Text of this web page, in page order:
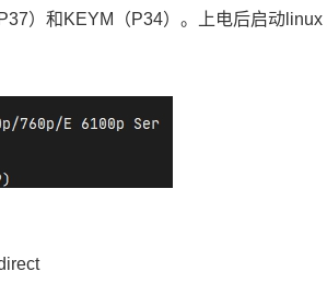
）和KEYM（P34）。上电后启动linux